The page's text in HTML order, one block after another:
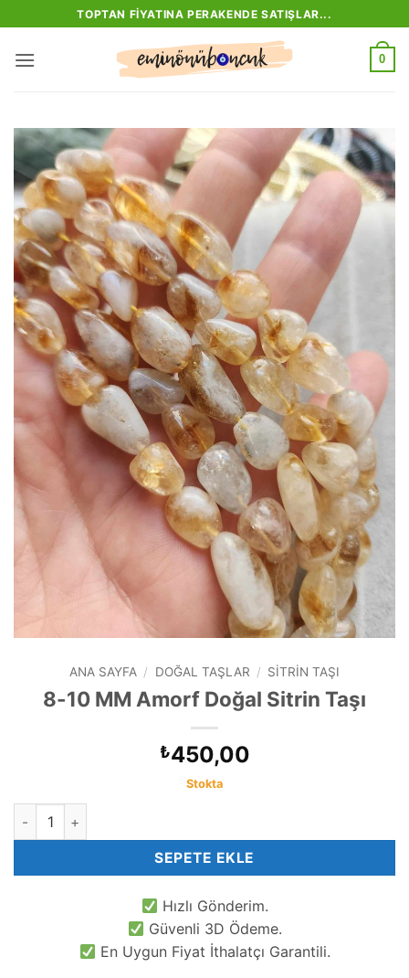
atla
TOPTAN FIYATINA PERAKENDE SATIŞLAR...
0
ANA SAYFA / DOĞAL TAŞLAR / SITRIN TAŞI
8-10 MM Amorf Doğal Sitrin Taşı
₺450,00
Stokta
8-10 MM Amorf Doğal Sitrin Taşı adet
SEPETE EKLE
Hızlı Gönderim.
Güvenli 3D Ödeme.
En Uygun Fiyat İthalatçı Garantili.